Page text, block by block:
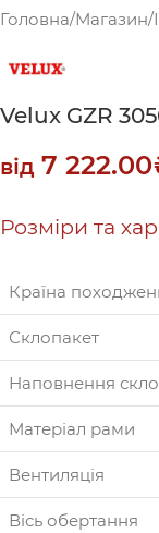
Головна/Магазин/
Velux GZR
від 7 222.00
Розміри та
Країна
Склопакет
Наповнення
Матеріал рами
Вентиляція
Вісь обертання